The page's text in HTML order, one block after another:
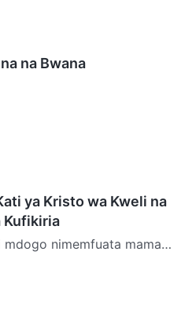
na Bwana
ya Kristo wa Kweli na
Kufikiria